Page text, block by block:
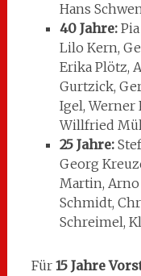
Hans
40 Jahre:Pia
Lilo Kern,
Erika Plötz,
Gurtzick,
Igel, Werner
Willfried
25 Jahre:
Georg
Martin,
Schmidt,
Schreimel,
Für 15 Jahre